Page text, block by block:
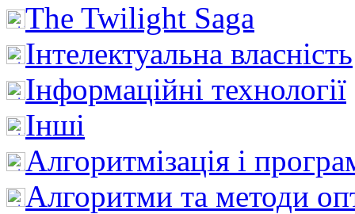
The Twilight Saga
Інтелектуальна влaсність
Інформаційні технології
Інші
Алгоритмізація і
Алгоритми та методи